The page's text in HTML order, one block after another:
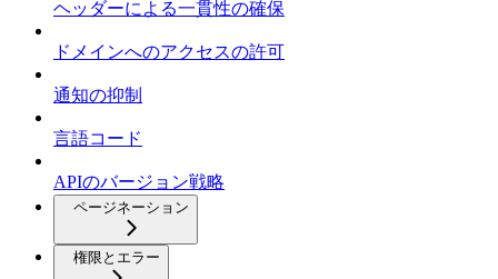
ヘッダーによる一貫性の確保
ドメインへのアクセスの許可
通知の抑制
言語コード
APIのバージョン戦略
ページネーション
権限とエラー